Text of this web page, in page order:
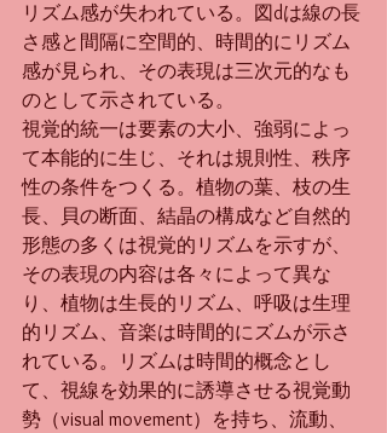
リズム感が失われている。図dは線の長
さ感と間隔に空間的、時間的にリズム
感が見られ、その表現は三次元的なも
のとして示されている。
視覚的統一は要素の大小、強弱によっ
て本能的に生じ、それは規則性、秩序
性の条件をつくる。植物の葉、枝の生
長、貝の断面、結晶の構成など自然的
形態の多くは視覚的リズムを示すが、
その表現の内容は各々によって異な
り、植物は生長的リズム、呼吸は生理
的リズム、音楽は時間的にズムが示さ
れている。リズムは時間的概念とし
て、視線を効果的に誘導させる視覚動
勢（visual movement）を持ち、流動、